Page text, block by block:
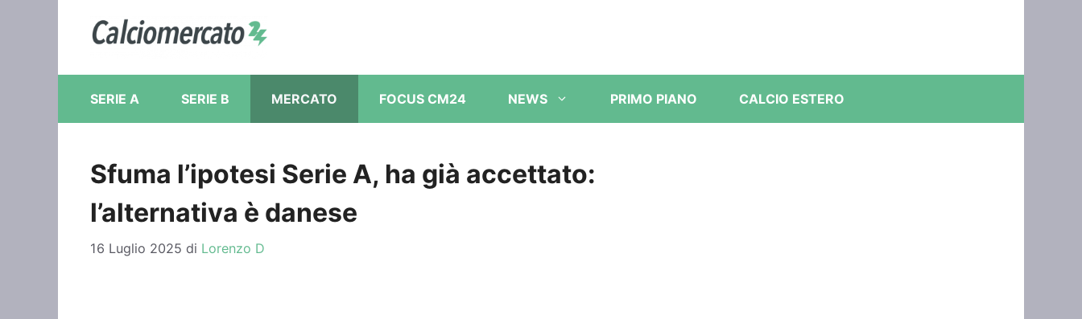
contenuto
SERIE A SERIE B MERCATO FOCUS CM24 NEWS PRIMO PIANO CALCIO ESTERO
Sfuma l’ipotesi Serie A, ha già accettato:
l’alternativa è danese
16 Luglio 2025 di Lorenzo D